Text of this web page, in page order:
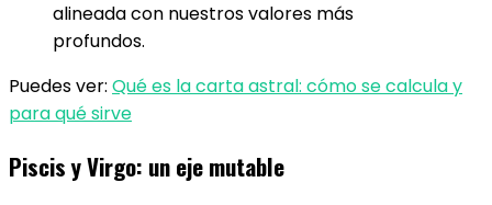
alineada con nuestros valores más
profundos.
Puedes ver: Qué es la carta astral: cómo se calcula y
para qué sirve
Piscis y Virgo: un eje mutable